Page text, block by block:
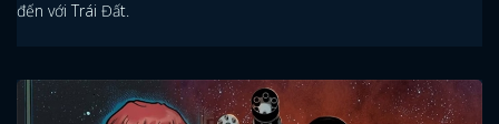
đến với Trái Đất.